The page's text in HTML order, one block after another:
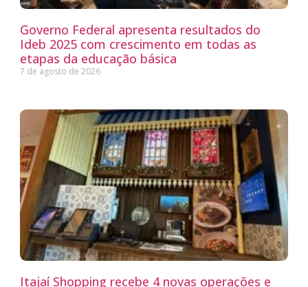
Governo Federal apresenta resultados do
Ideb 2025 com crescimento em todas as
etapas da educação básica
7 de agosto de 2026
Itajaí Shopping recebe 4 novas operações e